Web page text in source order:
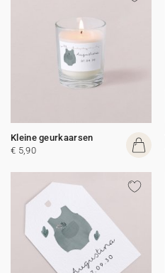
Kleine geurkaarsen
€ 5,90